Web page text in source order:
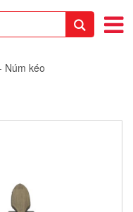
Núm kéo